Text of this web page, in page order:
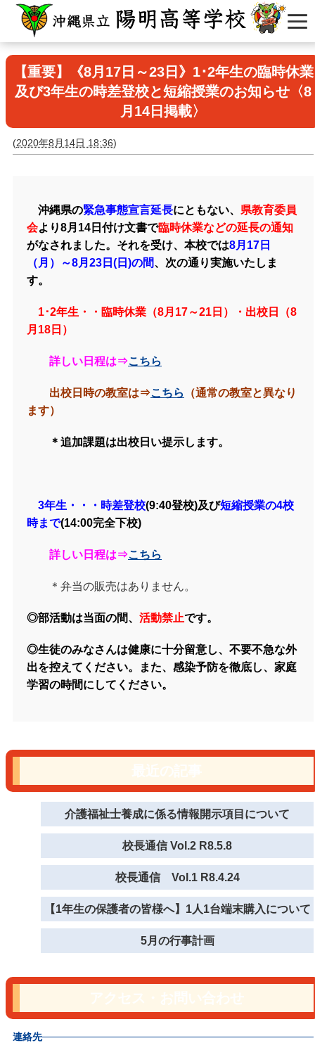
【重要】《8月17日～23日》1･2年生の臨時休業
及び3年生の時差登校と短縮授業のお知らせ〈8
月14日掲載〉
(2020年8月14日 18:36)
沖縄県の緊急事態宣言延長にともない、 県教育委員
会より8月14日付け文書で臨時休業などの延長の通知
がなされました。それを受け、本校では8月17日
（月）～8月23日(日)の間、次の通り実施いたしま
す。
1･2年生・・臨時休業（8月17～21日）・ 出校日
（8
月18日）
詳しい日程は⇒こちら
出校日時の教室は⇒こちら
（通常の教室と異なり
ます）
＊追加課題は出校日い提示します。
3年生・・・時差登校(9:40登校)及び短縮授業の4校
時まで(14:00完全下校)
詳しい日程は⇒こちら
＊弁当の販売はありません。
◎部活動は当面の間、 活動禁止です。
◎生徒のみなさんは健康に十分留意し、不要不急な外
出を控えてください。また、感染予防を徹底し、家庭
学習の時間にしてください。
介護福祉士養成に係る情報開示項目について
校長通信 Vol.2 R8.5.8
校長通信 Vol.1 R8.4.24
【1年生の保護者の皆様へ】1人1台端末購入について
5月の行事計画
連絡先